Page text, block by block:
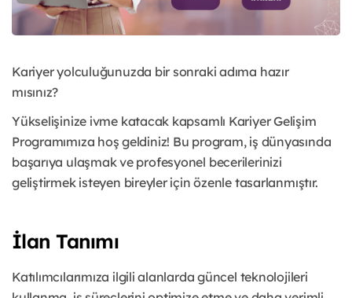
Kariyer yolculuğunuzda bir sonraki adıma hazır
mısınız?
Yükselişinize ivme katacak kapsamlı Kariyer Gelişim
Programımıza hoş geldiniz! Bu program, iş dünyasında
başarıya ulaşmak ve profesyonel becerilerinizi
geliştirmek isteyen bireyler için özenle tasarlanmıştır.
İlan Tanımı
Katılımcılarımıza ilgili alanlarda güncel teknolojileri